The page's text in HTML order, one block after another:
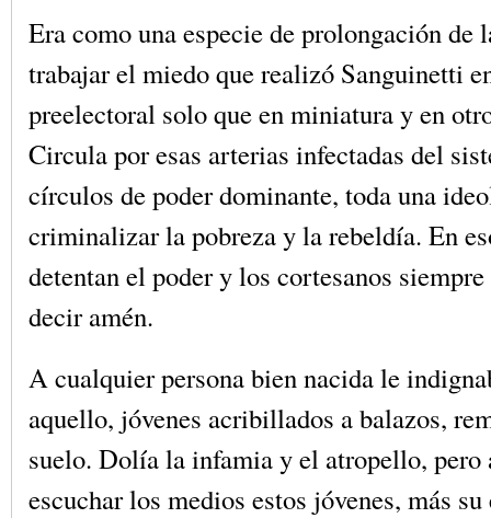
Era como una especie de prolongación de
trabajar el miedo que realizó Sanguinetti
preelectoral solo que en miniatura y en
Circula por esas arterias infectadas del
círculos de poder dominante, toda una
criminalizar la pobreza y la rebeldía. En
detentan el poder y los cortesanos
decir amén.
A cualquier persona bien nacida le
aquello, jóvenes acribillados a balazos,
suelo. Dolía la infamia y el atropello, pero
escuchar los medios estos jóvenes, más